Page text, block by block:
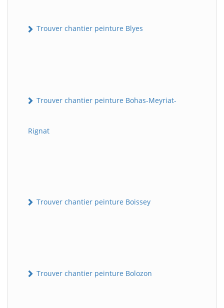
Trouver chantier peinture Blyes
Trouver chantier peinture Bohas-Meyriat-
Rignat
Trouver chantier peinture Boissey
Trouver chantier peinture Bolozon